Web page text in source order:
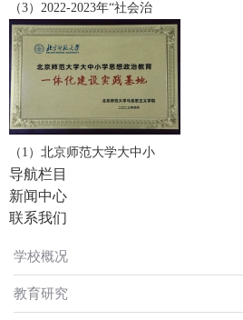
（3）2022-2023年“社会治
（1）北京师范大学大中小
导航栏目
新闻中心
联系我们
学校概况
教育研究